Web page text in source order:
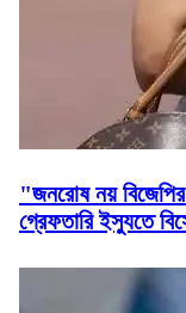
"জনরোষ নয় বিজেপির
গ্রেফতারি ইস্যুতে